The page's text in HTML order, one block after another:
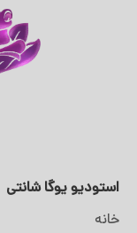
استودیو یوگا شانتی
خانه